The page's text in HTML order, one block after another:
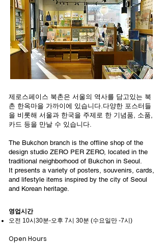
제로스페이스 북촌은 서울의 역사를 담고있는 북
촌 한옥마을 가까이에 있습니다.다양한 포스터들
을 비롯해 서울과 한국을 주제로 한 기념품, 소품,
카드 등을 만날 수 있습니다.
The Bukchon branch is the offline shop of the
design studio ZERO PER ZERO, located in the
traditional neighborhood of Bukchon in Seoul.
It presents a variety of posters, souvenirs, cards,
and lifestyle items inspired by the city of Seoul
and Korean heritage.
영업시간
오전 10시30분-오후 7시 30분 (수요일만 -7시)
Open Hours